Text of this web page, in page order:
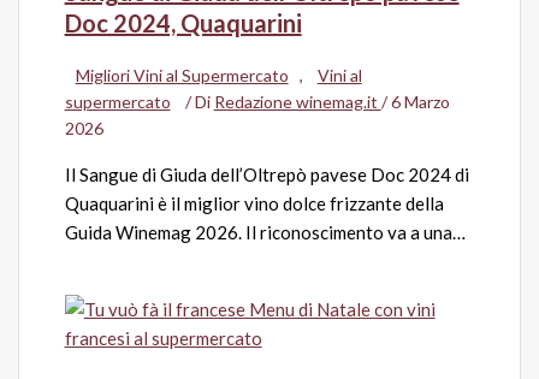
Doc 2024, Quaquarini
Migliori Vini al Supermercato ,
Vini al
supermercato
/ Di Redazione winemag.it /6 Marzo
2026
Il Sangue di Giuda dell’Oltrepò pavese Doc 2024 di
Quaquarini è il miglior vino dolce frizzante della
Guida Winemag 2026. Il riconoscimento va a una…